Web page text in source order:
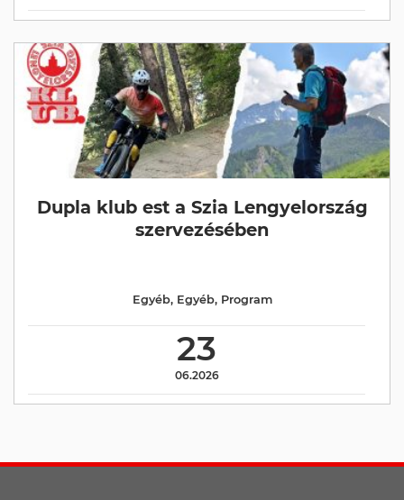
Dupla klub est a Szia Lengyelország
szervezésében
23
06.2026
Egyéb, Egyéb, Program